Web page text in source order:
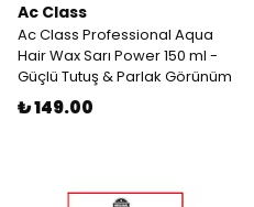
Ac Class
Ac Class Professional Aqua
Hair Wax Sarı Power 150 ml -
Güçlü Tutuş & Parlak Görünüm
₺ 149.00